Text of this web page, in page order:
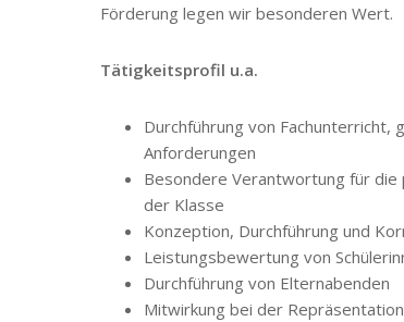
Förderung legen wir besonderen Wert.
Tätigkeitsprofil u.a.
Durchführung von Fachunterricht,
Anforderungen
Besondere Verantwortung für die
der Klasse
Konzeption, Durchführung und
Leistungsbewertung von
Durchführung von Elternabenden
Mitwirkung bei der